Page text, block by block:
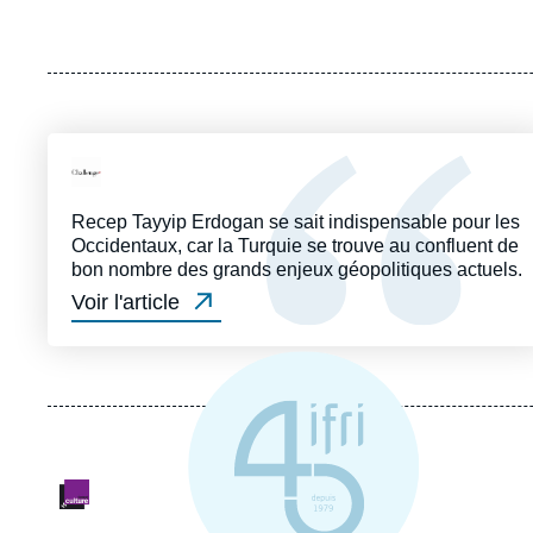
Logo
Recep Tayyip Erdogan se sait indispensable pour les
Occidentaux, car la Turquie se trouve au confluent de
bon nombre des grands enjeux géopolitiques actuels.
Voir l'article
Logo